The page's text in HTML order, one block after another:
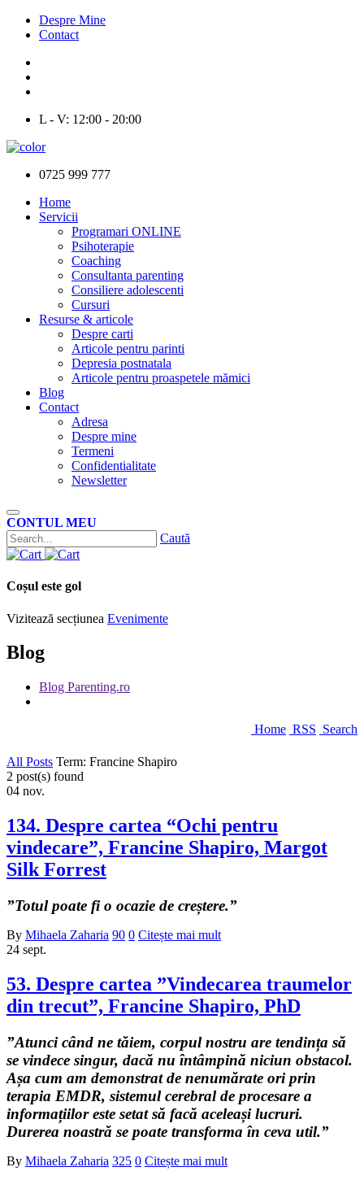
Despre Mine
Contact
L - V: 12:00 - 20:00
0725 999 777
Home
Servicii
Programari ONLINE
Psihoterapie
Coaching
Consultanta parenting
Consiliere adolescenti
Cursuri
Resurse & articole
Despre carti
Articole pentru parinti
Depresia postnatala
Articole pentru proaspetele mămici
Blog
Contact
Adresa
Despre mine
Termeni
Confidentialitate
Newsletter
CONTUL MEU
Caută
Coșul este gol
Vizitează secțiunea Evenimente
Blog
Blog Parenting.ro
Home RSS Search
All Posts Term: Francine Shapiro
2 post(s) found
04 nov.
134. Despre cartea “Ochi pentru
vindecare”, Francine Shapiro, Margot
Silk Forrest
”Totul poate fi o ocazie de creștere.”
By Mihaela Zaharia 90 0 Citește mai mult
24 sept.
53. Despre cartea ”Vindecarea traumelor
din trecut”, Francine Shapiro, PhD
”Atunci când ne tăiem, corpul nostru are tendința să
se vindece singur, dacă nu întâmpină niciun obstacol.
Așa cum am demonstrat de nenumărate ori prin
terapia EMDR, sistemul cerebral de procesare a
informațiilor este setat să facă aceleași lucruri.
Durerea noastră se poate transforma în ceva util.”
By Mihaela Zaharia 325 0 Citește mai mult